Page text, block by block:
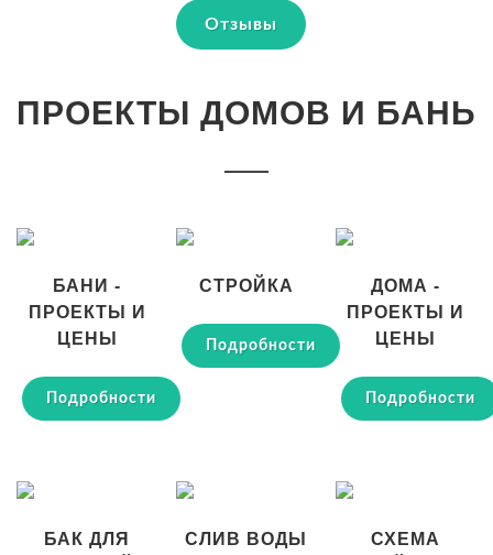
Отзывы
ПРОЕКТЫ ДОМОВ И БАНЬ
БАНИ -
ПРОЕКТЫ И
ЦЕНЫ
Подробности
СТРОЙКА
Подробности
ДОМА -
ПРОЕКТЫ И
ЦЕНЫ
Подробности
БАК ДЛЯ
СЛИВ ВОДЫ
СХЕМА